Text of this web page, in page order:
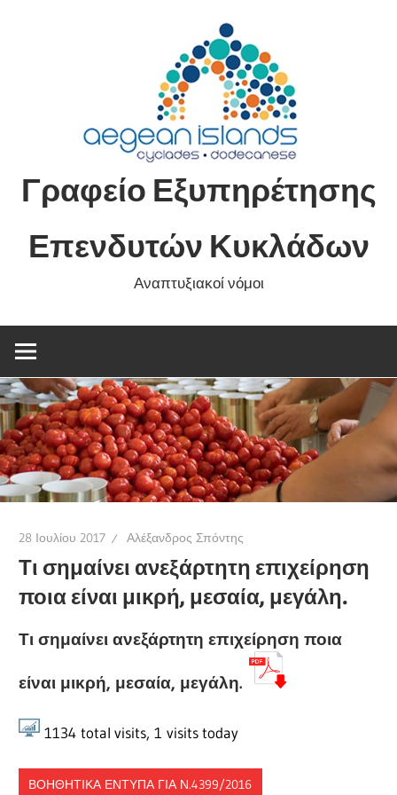
Γραφείο Εξυπηρέτησης
Επενδυτών Κυκλάδων
Αναπτυξιακοί νόμοι
28 Ιουλίου 2017 Αλέξανδρος Σπόντης
Τι σημαίνει ανεξάρτητη επιχείρηση
ποια είναι μικρή, μεσαία, μεγάλη.
Τι σημαίνει ανεξάρτητη επιχείρηση ποια
είναι μικρή, μεσαία, μεγάλη.
1134 total visits, 1 visits today
ΒΟΗΘΗΤΙΚΆ ΈΝΤΥΠΑ ΓΙΑ Ν.4399/2016